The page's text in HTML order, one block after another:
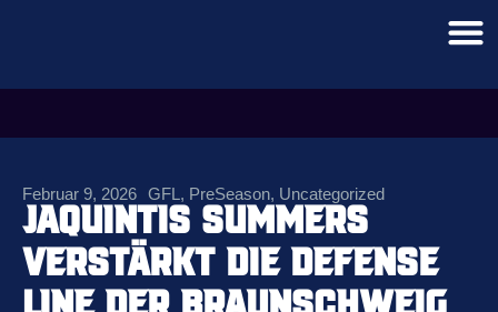
Februar 9, 2026 GFL , PreSeason, Uncategorized
JaQuintis Summers
verstärkt die Defense
Line der Braunschweig